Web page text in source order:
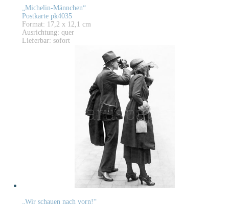
„Michelin-Männchen“
Postkarte pk4035
Format: 17,2 x 12,1 cm
Ausrichtung: quer
Lieferbar: sofort
„Wir schauen nach vorn!“